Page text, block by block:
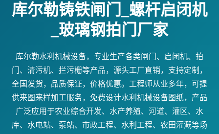
库尔勒铸铁闸门_螺杆启闭机
_玻璃钢拍门厂家
库尔勒水利机械设备，专业生产各类闸门、启闭机、拍
门、清污机、拦污栅等产品，源头工厂直销，支持定制，
全国发货，品质保证，价格优惠。工程师从业多年，可提
供来图来样加工服务，免费设计水利机械设备图纸，产品
广泛应用于农业综合开发、水产养殖、河道、灌区、水
库、水电站、泵站、市政工程、水利工程、农田灌溉等场